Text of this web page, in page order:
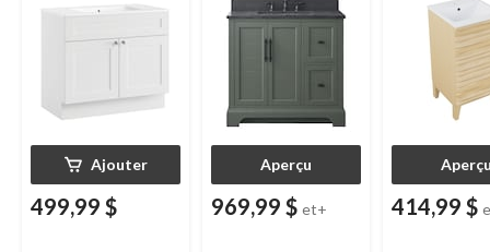
Ajouter
499,99 $
Aperçu
969,99 $ et+ 414,99 $